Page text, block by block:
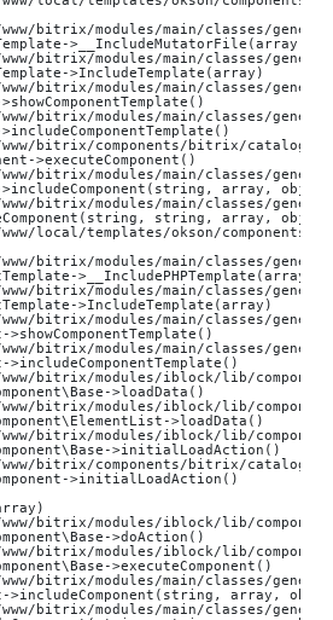
>__IncludeMutatorFile(array,
>IncludeTemplate(array)
>executeComponent()
>includeComponent(string, array,
string, array,
>IncludeTemplate(array)
>loadData()
>loadData()
>initialLoadAction()
>initialLoadAction()
>doAction()
>executeComponent()
>includeComponent(string, array,